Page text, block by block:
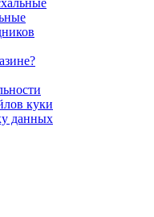
куки
данных